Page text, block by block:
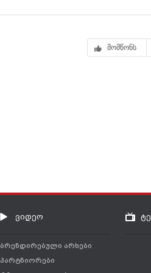
მომწონს
ვიდეო
ბრენდირებული არხები
პარტნიორები